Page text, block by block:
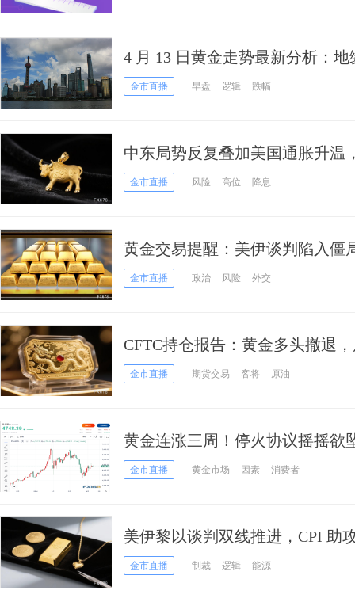
4 月 13 日黄金走势最新分析：
短期承压寻支撑
金市直播 早盘 逻辑 跌幅
中东局势反复叠加美国通胀升温
金市直播 风险 高位 降息
黄金交易提醒：美伊谈判陷入僵
峡，金价跳空近100美元，更大
金市直播 政治 风险 外交
CFTC持仓报告：黄金多头撤退
金市直播 期货交易 客将 原油
黄金连涨三周！停火协议摇摇欲
关口前仍暗藏变数
金市直播 黄金市场 因素 消费者
美伊黎以谈判双线推进，CPI 助
金市直播 制裁 逻辑 能源